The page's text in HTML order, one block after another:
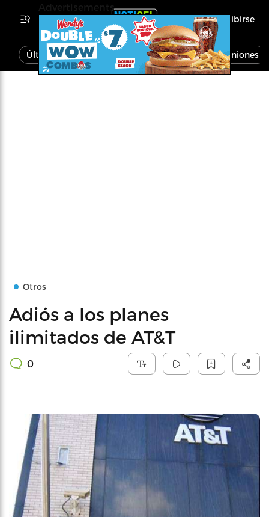
Inscribirse
Última Hora Noticias Economía Opiniones
Otros
Adiós a los planes
ilimitados de AT&T
0
Advertisements